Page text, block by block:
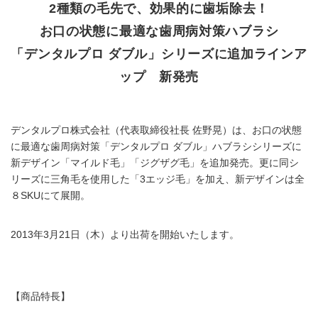
2種類の毛先で、効果的に歯垢除去！
お口の状態に最適な歯周病対策ハブラシ
「デンタルプロ ダブル」シリーズに追加ラインア
ップ 新発売
デンタルプロ株式会社（代表取締役社長 佐野晃）は、お口の状態
に最適な歯周病対策「デンタルプロ ダブル」ハブラシシリーズに
新デザイン「マイルド毛」「ジグザグ毛」を追加発売。更に同シ
リーズに三角毛を使用した「3エッジ毛」を加え、新デザインは全
８SKUにて展開。
2013年3月21日（木）より出荷を開始いたします。
【商品特長】